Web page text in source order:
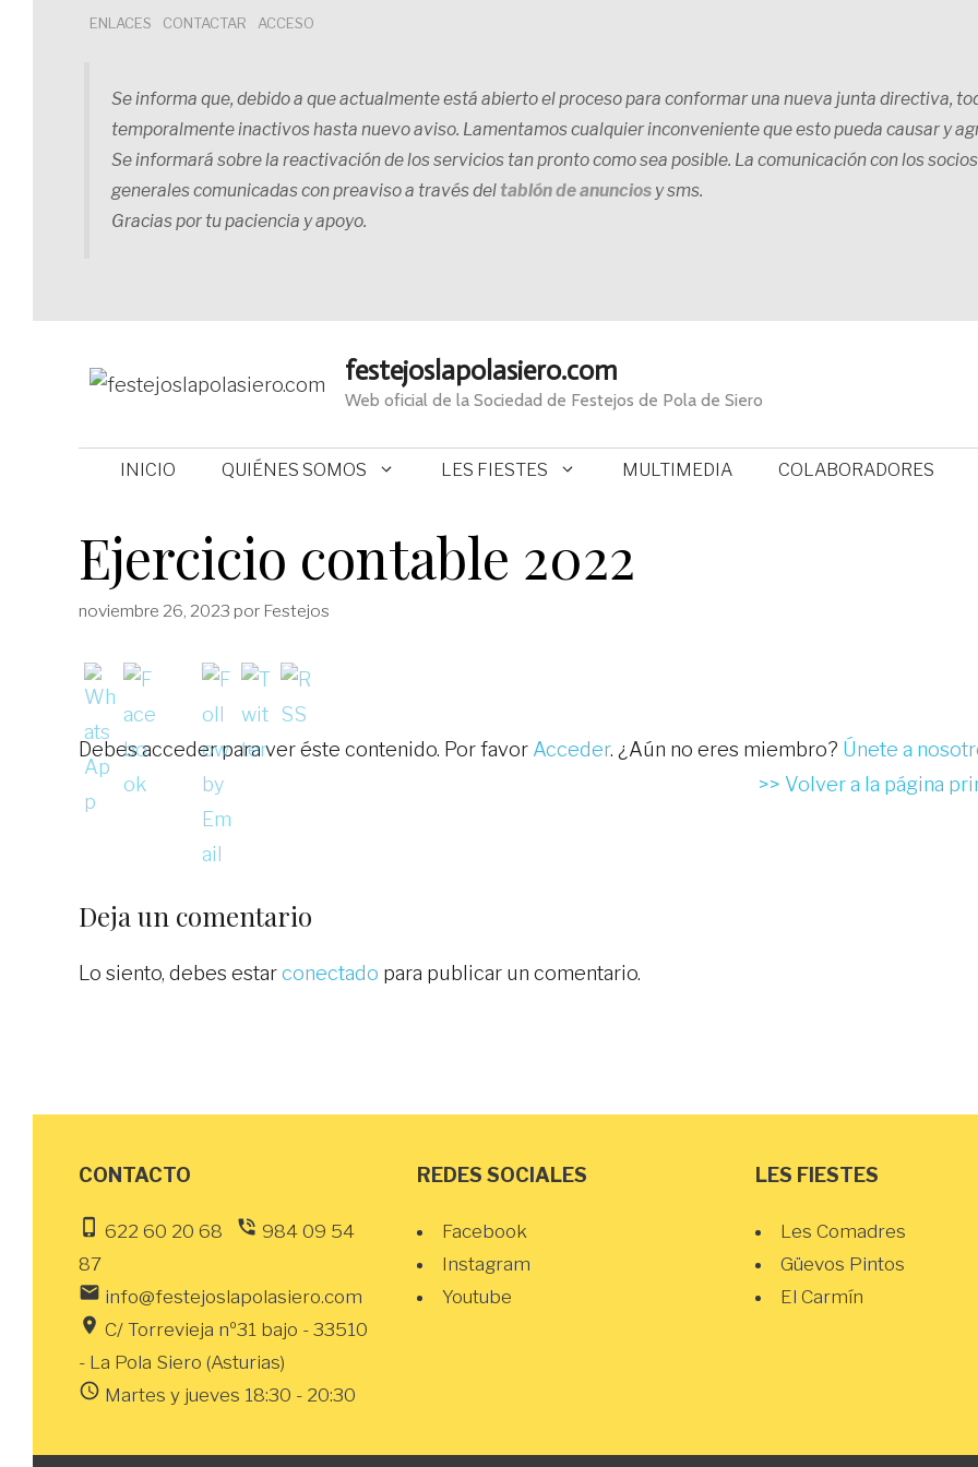
ENLACES CONTACTAR ACCESO
Se informa que, debido a que actualmente está abierto el proceso para conformar una nueva junta directiva,
temporalmente inactivos hasta nuevo aviso. Lamentamos cualquier inconveniente que esto pueda causar y
Se informará sobre la reactivación de los servicios tan pronto como sea posible. La comunicación con los
generales comunicadas con preaviso a través del tablón de anuncios y sms.
Gracias por tu paciencia y apoyo.
festejoslapolasiero.com
Web oficial de la Sociedad de Festejos de Pola de Siero
INICIO QUIÉNES SOMOS LES FIESTES MULTIMEDIA COLABORADORES
Ejercicio contable 2022
noviembre 26, 2023 por Festejos
Debes acceder para ver éste contenido. Por favor Acceder. ¿Aún no eres miembro? Únete a
>> Volver a la página
Deja un comentario
Lo siento, debes estarconectado para publicar un comentario.
CONTACTO
phone_iphone 622 60 20 68 phone_in_talk 984 09 54
87
email info@festejoslapolasiero.com
location_on C/ Torrevieja nº31 bajo - 33510
- La Pola Siero (Asturias)
schedule Martes y jueves 18:30 - 20:30
REDES SOCIALES
Facebook
Instagram
Youtube
LES FIESTES
Les Comadres
Güevos Pintos
El Carmín